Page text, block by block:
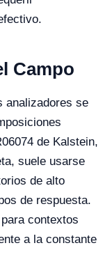
Campo
analizadores se
de Kalstein,
suele usarse
de alto
de respuesta.
contextos
a la constante